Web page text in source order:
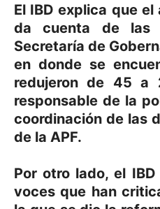
El IBD explica que
da cuenta de las
Secretaría de
en donde se
redujeron de 45 a
responsable de la
coordinación de las
de la APF.
Por otro lado, el
voces que han